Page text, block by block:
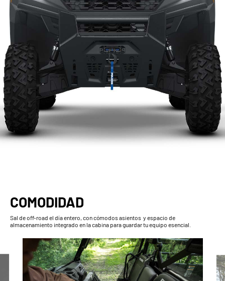
COMODIDAD
Sal de off-road el día entero, con cómodos asientos y espacio de
almacenamiento integrado en la cabina para guardar tu equipo esencial.